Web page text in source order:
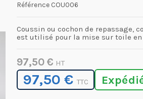
Référence COU006
Coussin ou cochon de repassage,
est utilisé pour la mise sur toile
97,50 € HT
97,50 €TTC